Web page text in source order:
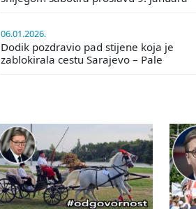
06.01.2026.
Dodik pozdravio pad stijene koja je
zablokirala cestu Sarajevo – Pale